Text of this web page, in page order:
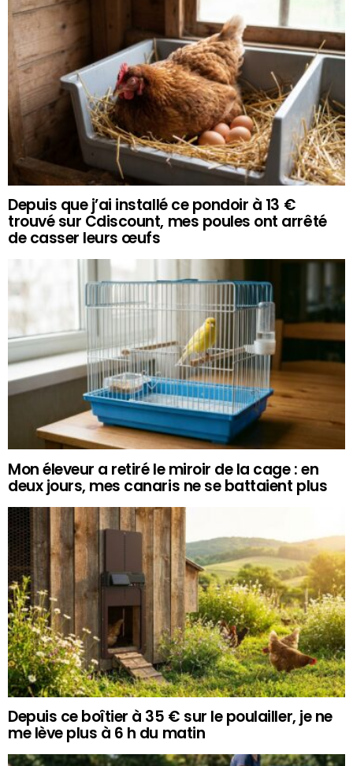
Depuis que j’ai installé ce pondoir à 13 €
trouvé sur Cdiscount, mes poules ont arrêté
de casser leurs œufs
Mon éleveur a retiré le miroir de la cage : en
deux jours, mes canaris ne se battaient plus
Depuis ce boîtier à 35 € sur le poulailler, je ne
me lève plus à 6 h du matin